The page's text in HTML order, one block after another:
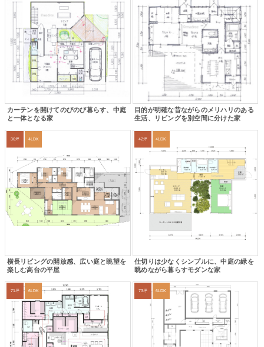
カーテンを開けてのびのび暮らす、中庭
と一体となる家
目的が明確な昔ながらのメリハリのある
生活、リビングを別空間に分けた家
36坪 4LDK
横長リビングの開放感、広い庭と眺望を
楽しむ高台の平屋
42坪 4LDK
仕切りは少なくシンプルに、中庭の緑を
眺めながら暮らすモダンな家
71坪 6LDK 73坪 6LDK